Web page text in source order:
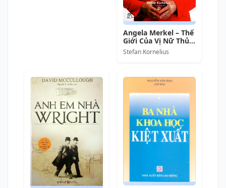
Angela Merkel – Thế
Giới Của Vị Nữ Thủ
Tướng
Stefan Kornelius